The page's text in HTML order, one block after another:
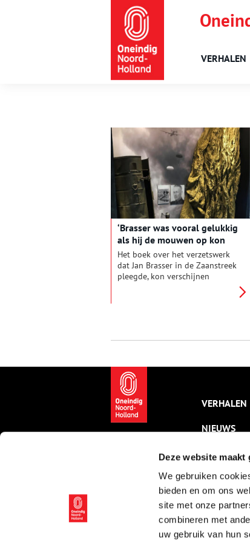
Deze website
We gebruiken
bieden en om ons
site met onze
combineren met
uw gebruik van hun
VERHALEN
‘Brasser was vooral gelukkig
als hij de mouwen op kon
stropen’
Het boek over het verzetswerk
dat Jan Brasser in de Zaanstreek
pleegde, kon verschijnen
Auteur Filip Bloem vertelt over
VERHALEN
NIEUWS
KALENDER
THEMA’S
VIDEO’S